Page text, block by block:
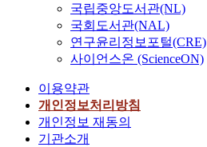
국립중앙도서관(NL)
국회도서관(NAL)
연구윤리정보포털(CRE)
사이언스온 (ScienceON)
이용약관
개인정보처리방침
개인정보 재동의
기관소개